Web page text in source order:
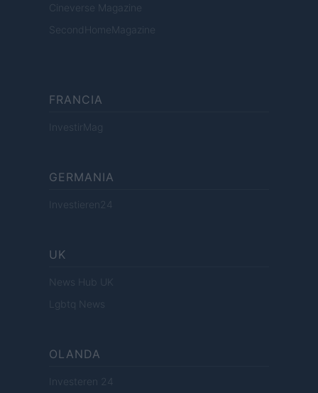
Cineverse Magazine
SecondHomeMagazine
FRANCIA
InvestirMag
GERMANIA
Investieren24
UK
News Hub UK
Lgbtq News
OLANDA
Investeren 24